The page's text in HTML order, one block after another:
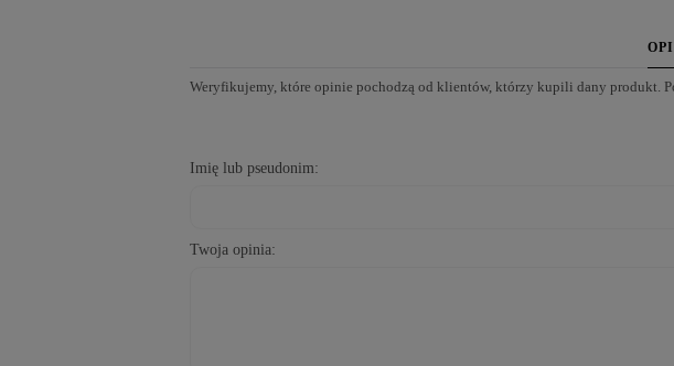
Weryfikujemy, które opinie pochodzą od klientów, którzy kupili dany produkt.
Imię lub pseudonim:
Twoja opinia: